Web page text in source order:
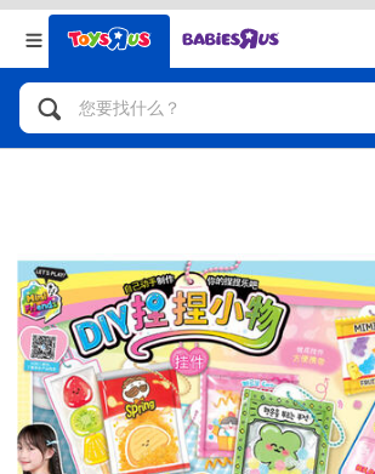
返回
分类目录
人气英雄，角色扮演，射击玩具
拼砌组合及乐高LEGO
玩具车，货车，火车及遥控系列
手工艺，文具，蜡笔，泥胶，画板
返回
品牌